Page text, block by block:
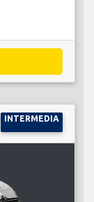
INTERMEDIA